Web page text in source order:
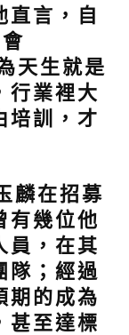
直言，自
天生就是
行業裡大
培訓，才
在招募
有幾位他
員，在其
隊；經過
期的成為
甚至達標